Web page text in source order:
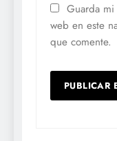
Guarda
web en este
que comente.